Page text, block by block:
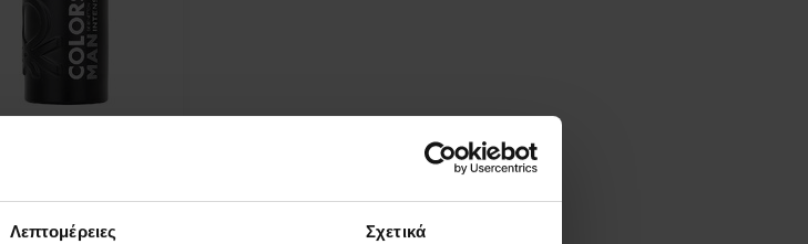
Λεπτομέρειες Σχετικά
- Άνδρες